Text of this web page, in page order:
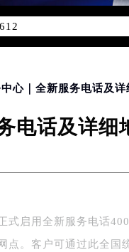
陆、香港、澳门、台
提前预约）
前预约）
需提前预约）
（需提前预约）
心｜全新服务电话及
话及详细
式启用全新服务电话
点。客户可通过此全国